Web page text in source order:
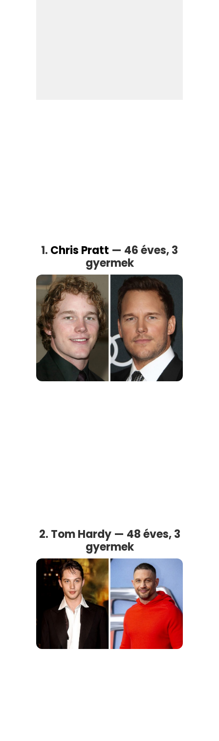
1. Chris Pratt — 46 éves, 3
gyermek
2. Tom Hardy — 48 éves, 3
gyermek